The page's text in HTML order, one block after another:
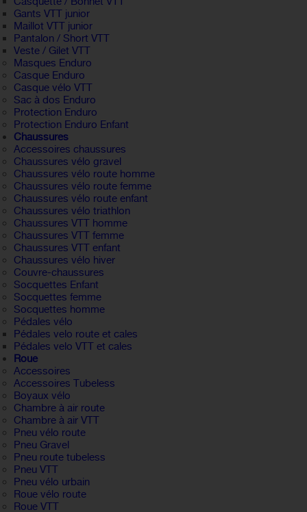
Gants VTT junior
Maillot VTT junior
Pantalon / Short VTT
Veste / Gilet VTT
Masques Enduro
Casque Enduro
Casque vélo VTT
Sac à dos Enduro
Protection Enduro
Protection Enduro Enfant
Chaussures
Accessoires chaussures
Chaussures vélo gravel
Chaussures vélo route homme
Chaussures vélo route femme
Chaussures vélo route enfant
Chaussures vélo triathlon
Chaussures VTT homme
Chaussures VTT femme
Chaussures VTT enfant
Chaussures vélo hiver
Couvre-chaussures
Socquettes Enfant
Socquettes femme
Socquettes homme
Pédales vélo
Pédales velo route et cales
Pédales velo VTT et cales
Roue
Accessoires
Accessoires Tubeless
Boyaux vélo
Chambre à air route
Chambre à air VTT
Pneu vélo route
Pneu Gravel
Pneu route tubeless
Pneu VTT
Pneu vélo urbain
Roue vélo route
Roue VTT